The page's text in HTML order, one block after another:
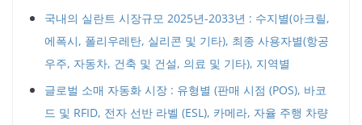
국내의 실란트 시장규모 2025년-2033년 : 수지별(아크릴,
에폭시, 폴리우레탄, 실리콘 및 기타), 최종 사용자별(항공
우주, 자동차, 건축 및 건설, 의료 및 기타), 지역별
글로벌 소매 자동화 시장 : 유형별 (판매 시점 (POS), 바코
드 및 RFID, 전자 선반 라벨 (ESL), 카메라, 자율 주행 차량